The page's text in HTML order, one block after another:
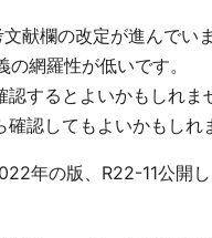
文献欄の改定が進んでい
網羅性が低いです。
するとよいかもしれま
認してもよいかもしれ
年の版、R22-11公開